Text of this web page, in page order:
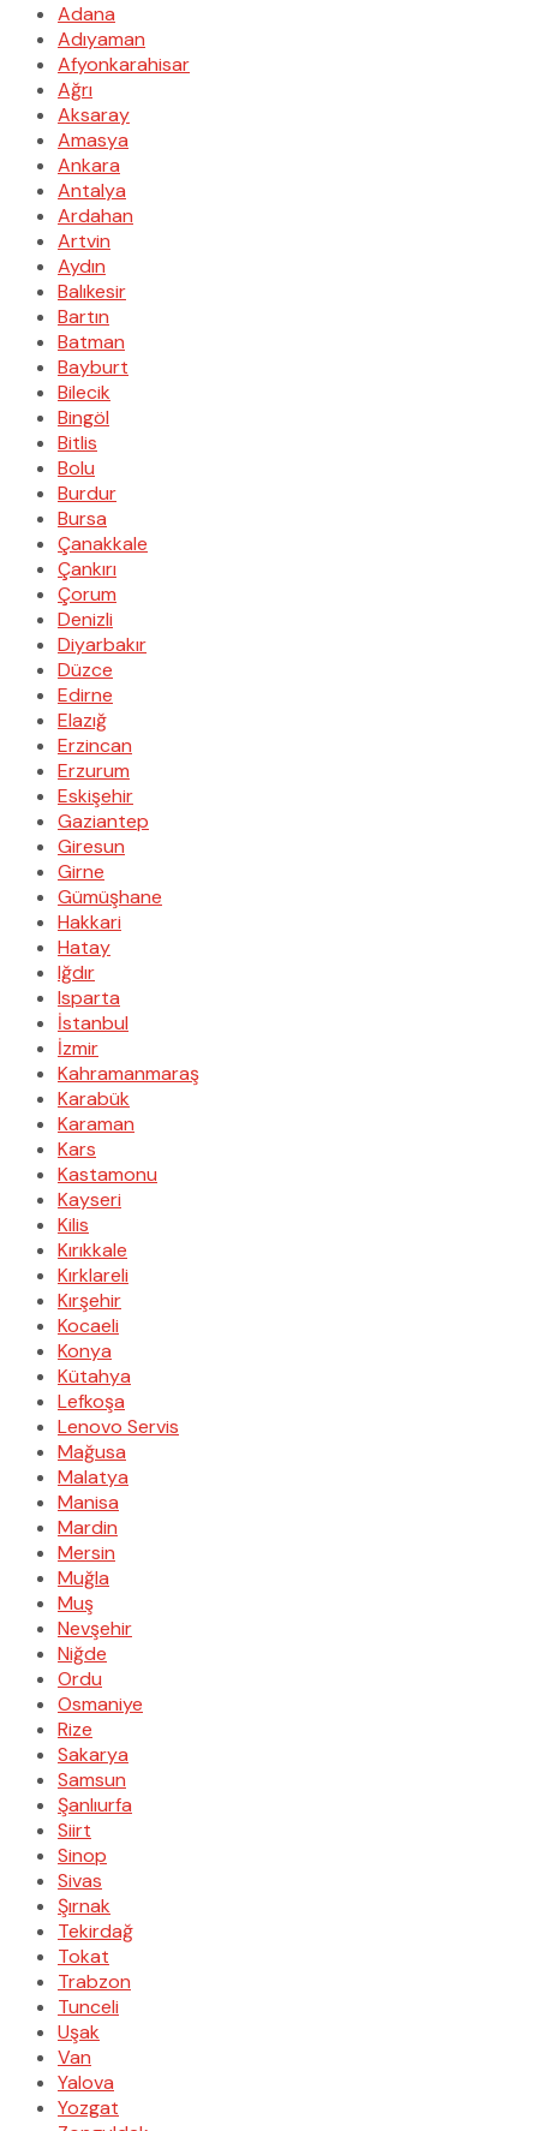
Adana
Adıyaman
Afyonkarahisar
Ağrı
Aksaray
Amasya
Ankara
Antalya
Ardahan
Artvin
Aydın
Balıkesir
Bartın
Batman
Bayburt
Bilecik
Bingöl
Bitlis
Bolu
Burdur
Bursa
Çanakkale
Çankırı
Çorum
Denizli
Diyarbakır
Düzce
Edirne
Elazığ
Erzincan
Erzurum
Eskişehir
Gaziantep
Giresun
Girne
Gümüşhane
Hakkari
Hatay
Iğdır
Isparta
İstanbul
İzmir
Kahramanmaraş
Karabük
Karaman
Kars
Kastamonu
Kayseri
Kilis
Kırıkkale
Kırklareli
Kırşehir
Kocaeli
Konya
Kütahya
Lefkoşa
Lenovo Servis
Mağusa
Malatya
Manisa
Mardin
Mersin
Muğla
Muş
Nevşehir
Niğde
Ordu
Osmaniye
Rize
Sakarya
Samsun
Şanlıurfa
Siirt
Sinop
Sivas
Şırnak
Tekirdağ
Tokat
Trabzon
Tunceli
Uşak
Van
Yalova
Yozgat